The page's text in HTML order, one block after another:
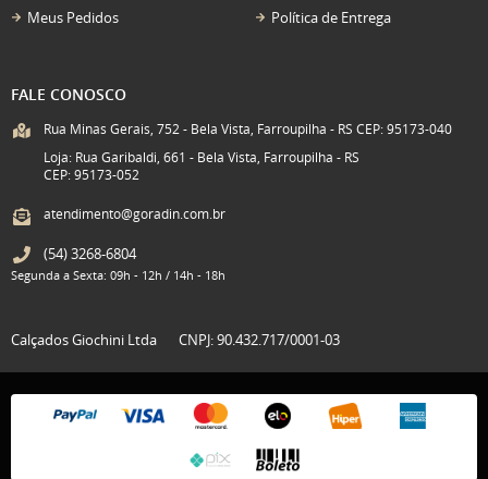
Meus Pedidos
Política de Entrega
FALE CONOSCO
Rua Minas Gerais, 752 - Bela Vista, Farroupilha - RS CEP: 95173-040
Loja: Rua Garibaldi, 661 - Bela Vista, Farroupilha - RS
CEP: 95173-052
atendimento@goradin.com.br
(54)3268-6804
Segunda a Sexta: 09h - 12h / 14h - 18h
Calçados Giochini Ltda CNPJ: 90.432.717/0001-03